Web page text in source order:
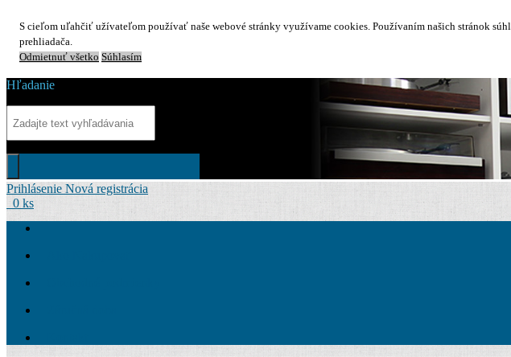
S cieľom uľahčiť užívateľom používať naše webové stránky využívame cookies. Používaním našich stránok
prehliadača.
Odmietnuť všetko Súhlasím
Hľadanie
Prihlásenie Nová registrácia
0 ks